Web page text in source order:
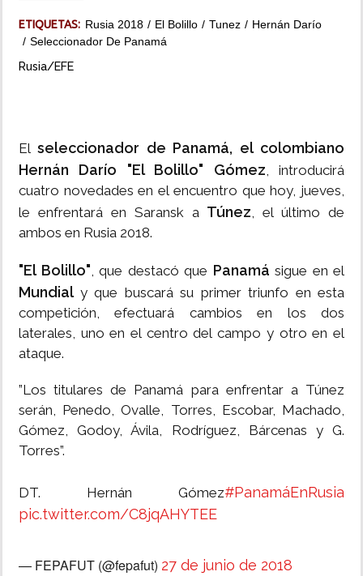
ETIQUETAS: Rusia 2018 El Bolillo Tunez
Hernán Darío
Seleccionador De Panamá
Rusia/EFE
El seleccionador de Panamá, el colombiano
Hernán Darío "El Bolillo" Gómez, introducirá
cuatro novedades en el encuentro que hoy, jueves,
le enfrentará en Saransk a Túnez, el último de
ambos en Rusia 2018.
"El Bolillo", que destacó que Panamá sigue en el
Mundial y que buscará su primer triunfo en esta
competición, efectuará cambios en los dos
laterales, uno en el centro del campo y otro en el
ataque.
”Los titulares de Panamá para enfrentar a Túnez
serán, Penedo, Ovalle, Torres, Escobar, Machado,
Gómez, Godoy, Ávila, Rodríguez, Bárcenas y G.
Torres”.
DT. Hernán Gómez#PanamáEnRusia
pic.twitter.com/C8jqAHYTEE
— FEPAFUT (@fepafut) 27 de junio de 2018